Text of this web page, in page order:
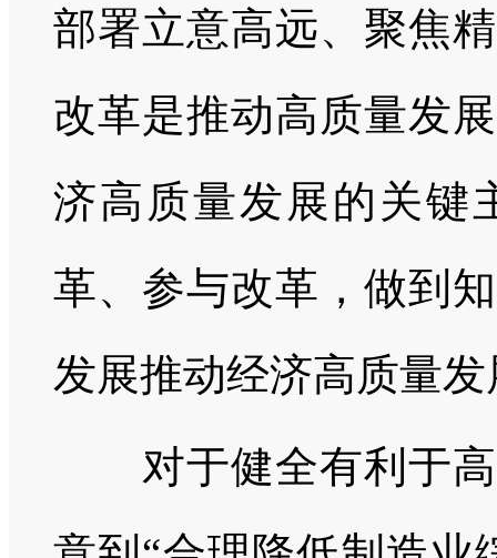
部署立意高远、聚焦
改革是推动高质量发
济高质量发展的关键
革、参与改革，做到
发展推动经济高质量发
对于健全有利于高